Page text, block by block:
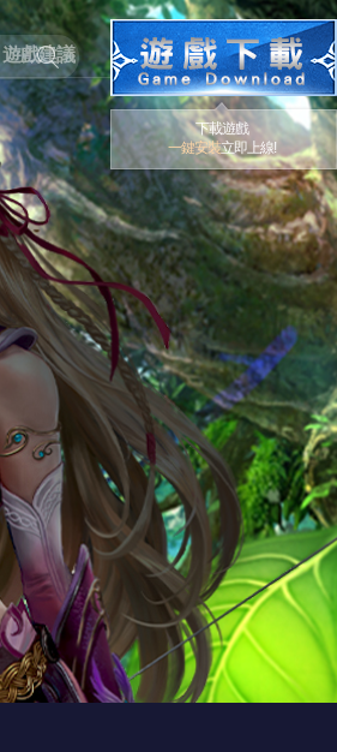
遊戲建議
下載遊戲
一鍵安裝立即上線!